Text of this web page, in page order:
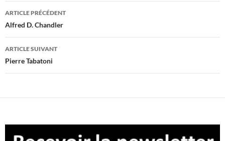
Navigation
des
articles
ARTICLE PRÉCÉDENT
Alfred D. Chandler
ARTICLE SUIVANT
Pierre Tabatoni